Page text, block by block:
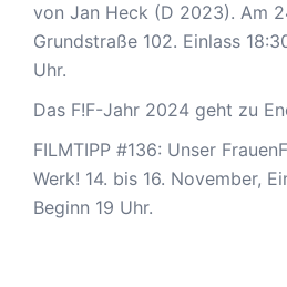
von Jan Heck (D 2023). Am
Grundstraße 102. Einlass
Uhr.
Das F!F-Jahr 2024 geht zu
FILMTIPP #136: Unser
Werk! 14. bis 16. November,
Beginn 19 Uhr.